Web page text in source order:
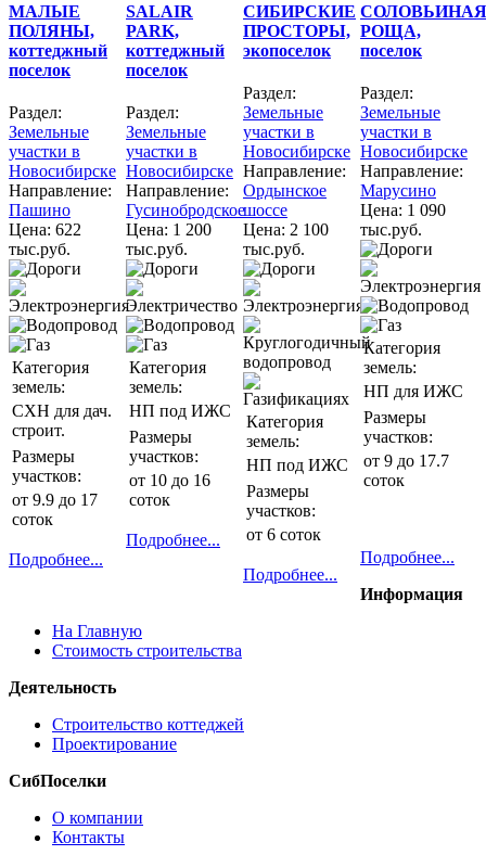
МАЛЫЕ
ПОЛЯНЫ,
коттеджный
поселок
Раздел:
Земельные
участки в
Новосибирске
Направление:
Пашино
Цена: 622
тыс.руб.
Категория
земель:
СХН для дач.
строит.
Размеры
участков:
от 9.9 до 17
соток
Подробнее...
SALAIR
PARK,
коттеджный
поселок
Раздел:
Земельные
участки в
Новосибирске
Направление:
Гусинобродское
Цена: 1 200
тыс.руб.
Категория
земель:
НП под ИЖС
Размеры
участков:
от 10 до 16
соток
Подробнее...
СИБИРСКИЕ
ПРОСТОРЫ,
экопоселок
Раздел:
Земельные
участки в
Новосибирске
Направление:
Ордынское
шоссе
Цена: 2 100
тыс.руб.
Категория
земель:
НП под ИЖС
Размеры
участков:
от 6 соток
Подробнее...
СОЛОВЬИНАЯ
РОЩА,
поселок
Раздел:
Земельные
участки в
Новосибирске
Направление:
Марусино
Цена: 1 090
тыс.руб.
Категория
земель:
НП для ИЖС
Размеры
участков:
от 9 до 17.7
соток
Подробнее...
Информация
На Главную
Стоимость строительства
Деятельность
Строительство коттеджей
Проектирование
СибПоселки
О компании
Контакты